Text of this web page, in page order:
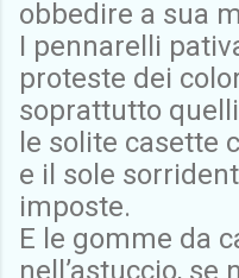
obbedire a sua
I pennarelli
proteste dei
soprattutto
le solite casette
e il sole
imposte.
E le gomme da
nell’astuccio, se